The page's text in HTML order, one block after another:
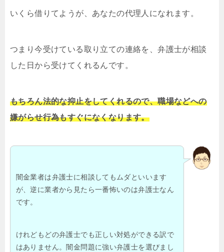
いくら借りてようが、あなたの代理人になれます。
つまり今受けている取り立ての連絡を、弁護士が相談
した日から受けてくれるんです。
もちろん法的な抑止をしてくれるので、職場などへの
嫌がらせ行為もすぐになくなります。
闇金業者は弁護士に相談してもムダといいます
が、逆に業者から見たら一番怖いのは弁護士なん
です。
けれどもどの弁護士でも正しい対処ができる訳で
はありません。闇金問題に強い弁護士を選びまし